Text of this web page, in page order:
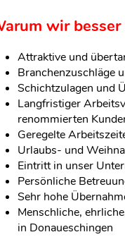
wir besser
Attraktive und
Branchenzuschläge
Schichtzulagen und
Langfristiger
renommierten
Geregelte
Urlaubs- und
Eintritt in unser
Persönliche
Sehr hohe
Menschliche,
in Donaueschingen